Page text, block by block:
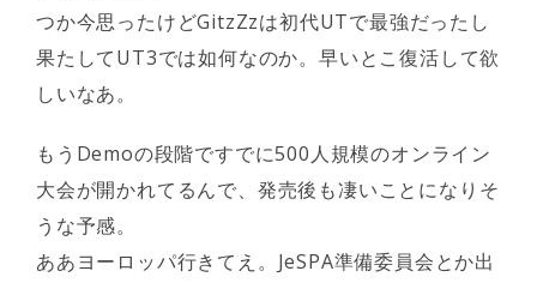
つか今思ったけどGitzZzは初代UTで最強だったし
果たしてUT3では如何なのか。早いとこ復活して欲
しいなあ。
もうDemoの段階ですでに500人規模のオンライン
大会が開かれてるんで、発売後も凄いことになりそ
うな予感。
ああヨーロッパ行きてえ。JeSPA準備委員会とか出